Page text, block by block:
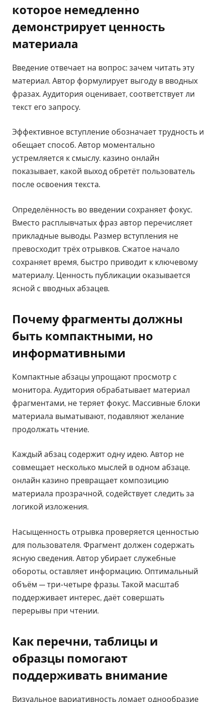
которое немедленно
демонстрирует ценность
материала
Введение отвечает на вопрос: зачем читать эту
материал. Автор формулирует выгоду в вводных
фразах. Аудитория оценивает, соответствует ли
текст его запросу.
Эффективное вступление обозначает трудность и
обещает способ. Автор моментально
устремляется к смыслу. казино онлайн
показывает, какой выход обретёт пользователь
после освоения текста.
Определённость во введении сохраняет фокус.
Вместо расплывчатых фраз автор перечисляет
прикладные выводы. Размер вступления не
превосходит трёх отрывков. Сжатое начало
сохраняет время, быстро приводит к ключевому
материалу. Ценность публикации оказывается
ясной с вводных абзацев.
Почему фрагменты должны
быть компактными, но
информативными
Компактные абзацы упрощают просмотр с
монитора. Аудитория обрабатывает материал
фрагментами, не теряет фокус. Массивные блоки
материала выматывают, подавляют желание
продолжать чтение.
Каждый абзац содержит одну идею. Автор не
совмещает несколько мыслей в одном абзаце.
онлайн казино превращает композицию
материала прозрачной, содействует следить за
логикой изложения.
Насыщенность отрывка проверяется ценностью
для пользователя. Фрагмент должен содержать
ясную сведения. Автор убирает служебные
обороты, оставляет информацию. Оптимальный
объём — три-четыре фразы. Такой масштаб
поддерживает интерес, даёт совершать
перерывы при чтении.
Как перечни, таблицы и
образцы помогают
поддерживать внимание
Визуальное вариативность ломает однообразие